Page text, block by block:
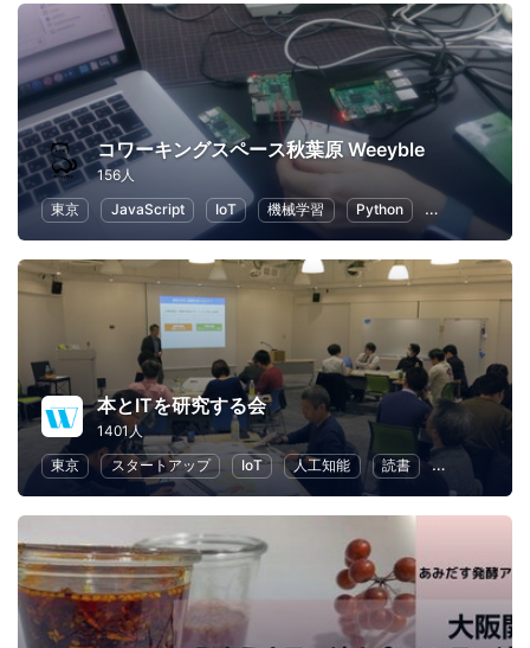
コワーキングスペース秋葉原 Weeyble
156人
東京
JavaScript IoT 機械学習 Python 人工知能
本とITを研究する会
1401人
東京
スタートアップ IoT 人工知能 読書 ライティン